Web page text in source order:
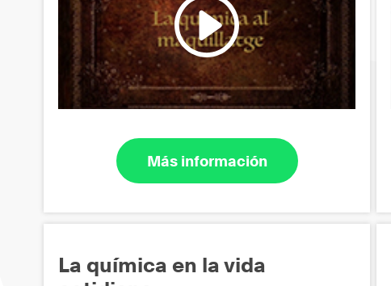
Más información
La química en la vida